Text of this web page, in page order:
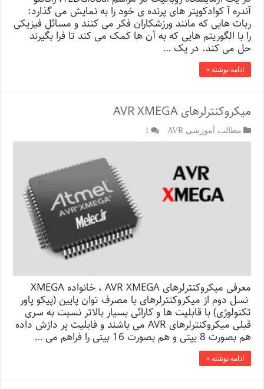
آندره آ کوادکوپتر های پرنده ی خود را به نمایش می گذارد:
ربات هایی که مانند ورزشکاران فکر می کنند و مسائل فیزیکی
را با الگوریتم هایی که به آن ها کمک می کند تا فرا بگیرند
حل می کند. در یک …
ادامه نوشته »
میکروکنترلرهای AVR XMEGA
مطالب آموزشی AVR 1
معرفی میکروکنترلرهای AVR XMEGA ، خانواده XMEGA
نسل دوم از میکروکنترلرهای با مصرف توان پایین (پیکو پاور
تکنولوژی) با قابلیت ها و کارائی بسیار بالاتر نسبت به سری
قبلی میکروکنترلرهای AVR می باشند و فابلیت پر دازش داده
هم بصورت 8 بیتی و هم بصورت 16 بیتی را فراهم می …
ادامه نوشته »